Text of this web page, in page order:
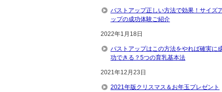
バストアップ正しい方法で効果！サイズ
ップの成功体験ご紹介
2022年1月18日
バストアップはこの方法をやれば確実に
功できる？5つの育乳基本法
2021年12月23日
2021年版クリスマス＆お年玉プレゼント